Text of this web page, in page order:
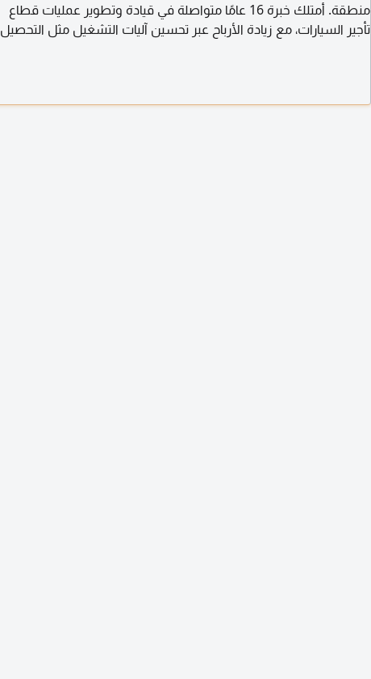
منطقة. أمتلك خبرة 16 عامًا متواصلة في قيادة وتطوير عمليات قطاع
تأجير السيارات، مع زيادة الأرباح عبر تحسين آليات التشغيل مثل التحصيل